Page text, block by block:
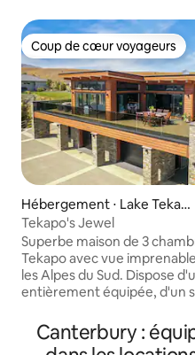
Coup de cœur voyageurs
Coup de cœur voyageurs
Hébergement ⋅ Lake Tekap
o
Tekapo's Jewel
Superbe maison de 3
Tekapo avec vue
les Alpes du Sud. Dispose d'une cuisine
entièrement équipée, d'un
extérieurs. La chambre principale
dispose d'un lit King Size, la
Canterbury :